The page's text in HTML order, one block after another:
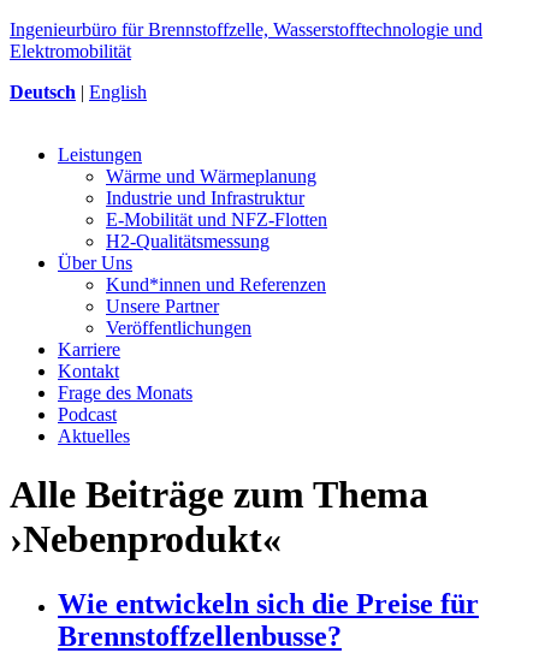
Ingenieurbüro für Brennstoffzelle, Wasserstofftechnologie und
Elektromobilität
Deutsch | English
Leistungen
Wärme und Wärmeplanung
Industrie und Infrastruktur
E-Mobilität und NFZ-Flotten
H2-Qualitätsmessung
Über Uns
Kund*innen und Referenzen
Unsere Partner
Veröffentlichungen
Karriere
Kontakt
Frage des Monats
Podcast
Aktuelles
Alle Beiträge zum Thema
›Nebenprodukt«
Wie entwickeln sich die Preise für
Brennstoffzellenbusse?